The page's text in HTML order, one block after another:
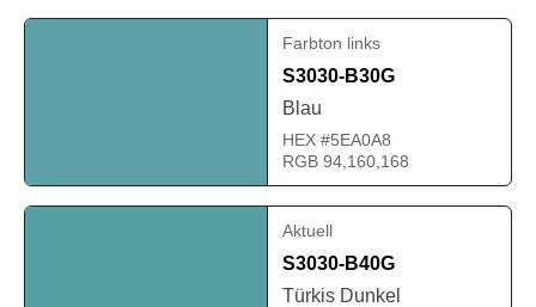
Farbton links
S3030-B30G
Blau
HEX #5EA0A8
RGB 94,160,168
Aktuell
S3030-B40G
Türkis Dunkel